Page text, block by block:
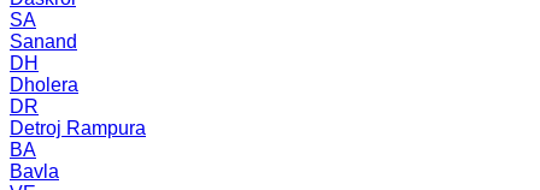
SA
Sanand
DH
Dholera
DR
Detroj Rampura
BA
Bavla